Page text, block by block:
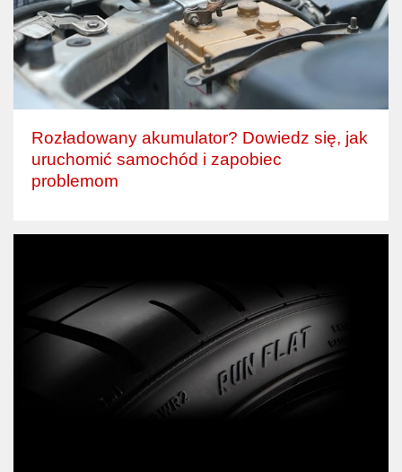
Rozładowany akumulator? Dowiedz się, jak
uruchomić samochód i zapobiec
problemom